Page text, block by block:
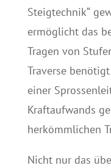
Steigtechnik“
ermöglicht das
Tragen von
Traverse
einer
Kraftaufwands
herkömmlichen
Nicht nur das